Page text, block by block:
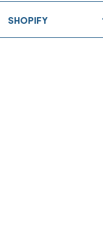
SHOPIFY